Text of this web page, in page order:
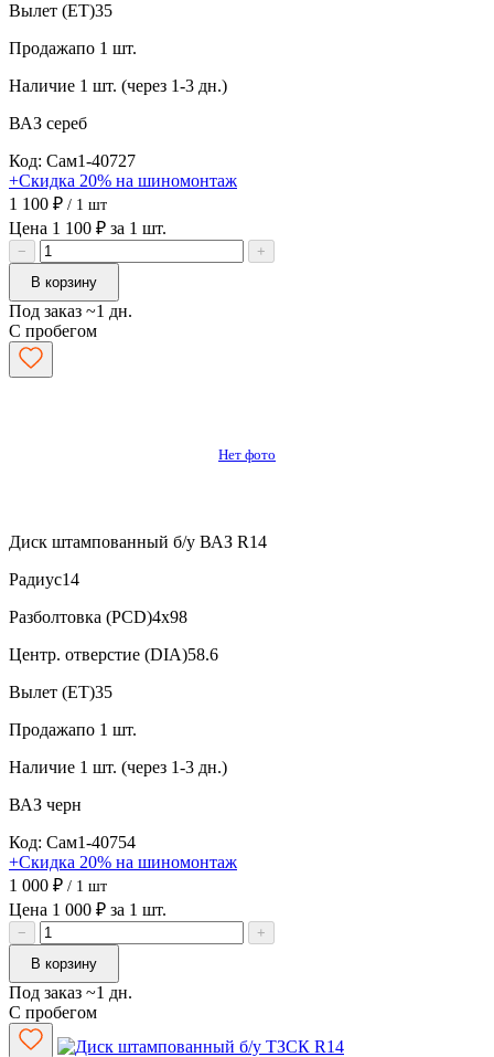
Вылет (ET)35
Продажапо 1 шт.
Наличие 1 шт. (через 1-3 дн.)
ВАЗ сереб
Код: Сам1-40727
+Скидка 20% на шиномонтаж
1 100 ₽ / 1 шт
Цена 1 100 ₽ за 1 шт.
−
+
В корзину
Под заказ ~1 дн.
С пробегом
Нет фото
Диск штампованный б/у ВАЗ R14
Радиус14
Разболтовка (PCD)4x98
Центр. отверстие (DIA)58.6
Вылет (ET)35
Продажапо 1 шт.
Наличие 1 шт. (через 1-3 дн.)
ВАЗ черн
Код: Сам1-40754
+Скидка 20% на шиномонтаж
1 000 ₽ / 1 шт
Цена 1 000 ₽ за 1 шт.
−
+
В корзину
Под заказ ~1 дн.
С пробегом